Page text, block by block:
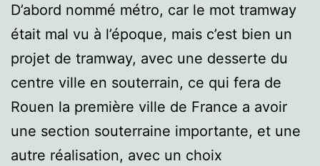
D’abord nommé métro, car le mot tramway
était mal vu à l’époque, mais c’est bien un
projet de tramway, avec une desserte du
centre ville en souterrain, ce qui fera de
Rouen la première ville de France a avoir
une section souterraine importante, et une
autre réalisation, avec un choix